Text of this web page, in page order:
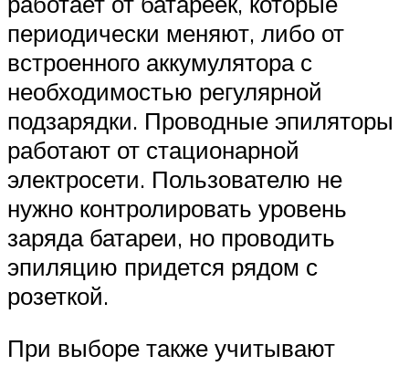
периодически меняют, либо от
встроенного аккумулятора с
необходимостью регулярной
подзарядки. Проводные эпиляторы
работают от стационарной
электросети. Пользователю не
нужно контролировать уровень
заряда батареи, но проводить
эпиляцию придется рядом с
розеткой.
При выборе также учитывают